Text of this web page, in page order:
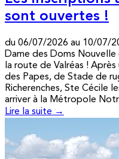
sont ouvertes !
du 06/07/2026 au 10/07/
Dame des Doms
la route de Valréas !
des Papes, de Stade de
Richerenches, Ste Cécile
arriver à la Métropole
Lire la suite →